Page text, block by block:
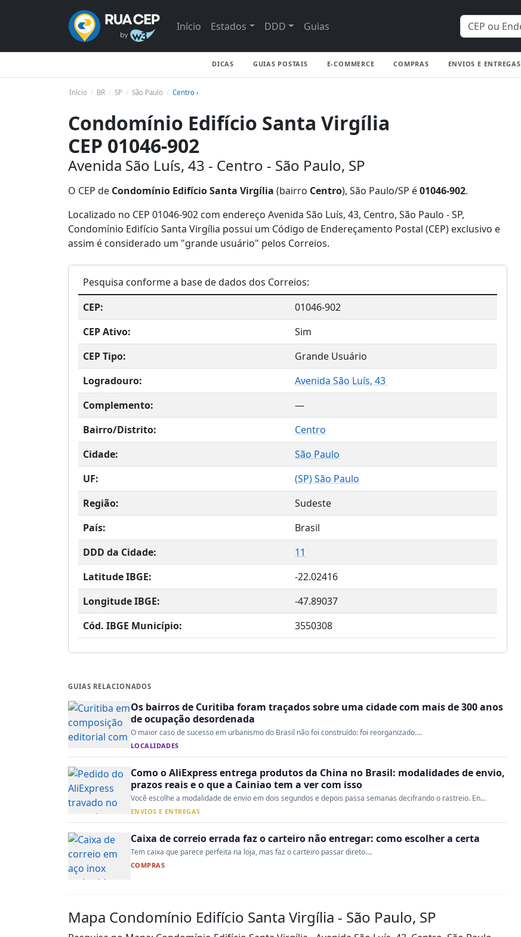
Início Estados DDD Guias
DICAS GUIAS POSTAIS E-COMMERCE COMPRAS ENVIOS E ENTREGAS
Início BR SP São Paulo Centro ›
Condomínio Edifício Santa Virgília
CEP 01046-902
Avenida São Luís, 43 - Centro - São Paulo, SP
O CEP de Condomínio Edifício Santa Virgília (bairro Centro), São Paulo/SP é01046-902.
Localizado no CEP 01046-902 com endereço Avenida São Luís, 43, Centro, São Paulo - SP,
Condomínio Edifício Santa Virgília possui um Código de Endereçamento Postal (CEP) exclusivo e
assim é considerado um "grande usuário" pelos Correios.
Pesquisa conforme a base de dados dos Correios:
CEP:
01046-902
CEP Ativo:
Sim
CEP Tipo:
Grande Usuário
Logradouro:
Avenida São Luís, 43
Complemento:
—
Bairro/Distrito:
Centro
Cidade:
São Paulo
UF:
(SP) São Paulo
Região:
Sudeste
País:
Brasil
DDD da Cidade:
11
Latitude IBGE:
-22.02416
Longitude IBGE:
-47.89037
Cód. IBGE Município:
3550308
GUIAS RELACIONADOS
Os bairros de Curitiba foram traçados sobre uma cidade com mais de 300 anos
de ocupação desordenada
O maior caso de sucesso em urbanismo do Brasil não foi construído: foi reorganizado....
LOCALIDADES
Como o AliExpress entrega produtos da China no Brasil: modalidades de envio,
prazos reais e o que a Cainiao tem a ver com isso
Você escolhe a modalidade de envio em dois segundos e depois passa semanas decifrando o rastreio. En...
ENVIOS E ENTREGAS
Caixa de correio errada faz o carteiro não entregar: como escolher a certa
Tem caixa que parece perfeita na loja, mas faz o carteiro passar direto....
COMPRAS
Mapa Condomínio Edifício Santa Virgília - São Paulo, SP